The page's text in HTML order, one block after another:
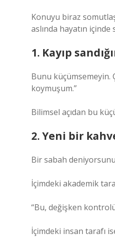
Konuyu biraz
aslında hayatın
1. Kayıp
Bunu küçümsemeyin.
koymuşum.”
Bilimsel açıdan bu
2. Yeni bir
Bir sabah
İçimdeki akademik
“Bu, değişken
İçimdeki insan tarafı